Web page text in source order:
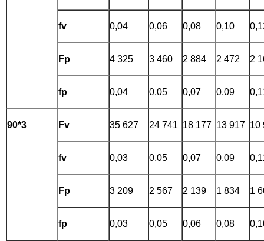
fv 0,04 0,06 0,08 0,10
Fp 4 325 3 460 2 884 2 472 2
fp 0,04 0,05 0,07 0,09
90*3 Fv 35 627 24 741 18 177 13 917 10
fv 0,03 0,05 0,07 0,09
Fp 3 209 2 567 2 139 1 834 1
fp 0,03 0,05 0,06 0,08